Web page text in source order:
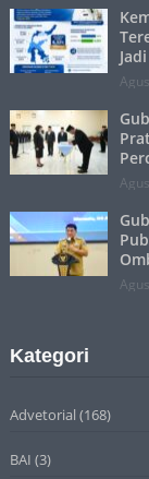
Kategori
Advetorial (168)
BAI (3)